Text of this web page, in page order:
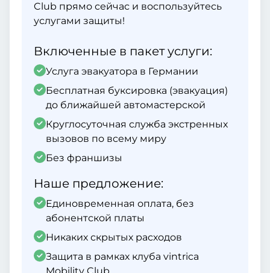
Club прямо сейчас и воспользуйтесь
услугами защиты!
Включенные в пакет услуги:
Услуга эвакуатора в Германии
Бесплатная буксировка (эвакуация)
до ближайшей автомастерской
Круглосуточная служба экстренных
вызовов по всему миру
Без франшизы
Наше предложение:
Единовременная оплата, без
абонентской платы
Никаких скрытых расходов
Защита в рамках клуба vintrica